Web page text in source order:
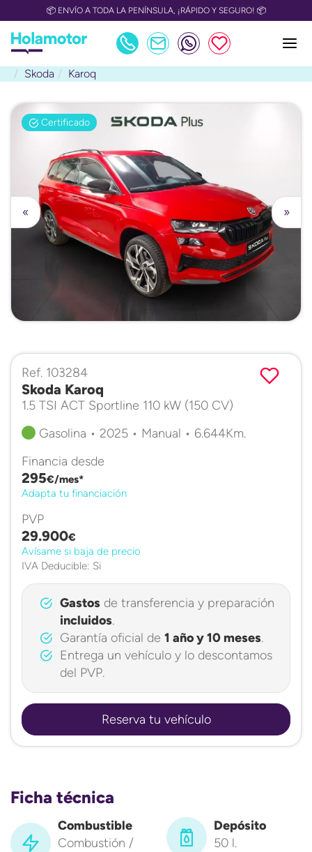
📦 ENVÍO A TODA LA PENÍNSULA, ¡RÁPIDO Y SEGURO! 📦
Skoda Karoq
Certificado
»
«
Ref. 103284
Skoda Karoq
1.5 TSI ACT Sportline 110 kW (150 CV)
Gasolina • 2025 • Manual • 6.644Km.
Financia desde
295€/mes*
Adapta tu financiación
PVP
29.900€
Avísame si baja de precio
IVA Deducible: Si
Gastosde transferencia y preparación
incluidos.
Garantía oficial de 1 año y 10 meses.
Entrega un vehículo y lo descontamos
del PVP.
Reserva tu vehículo
Ficha técnica
Combustible
Combustión /
Depósito
50 l.